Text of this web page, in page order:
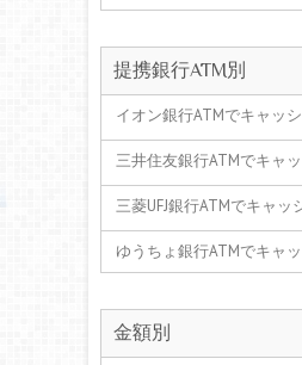
提携銀行ATM別
イオン銀行ATMでキャッ
三井住友銀行ATMでキャ
三菱UFJ銀行ATMでキャッ
ゆうちょ銀行ATMでキャ
金額別